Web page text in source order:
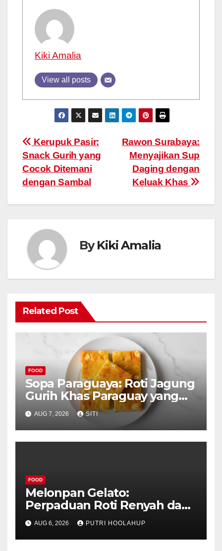
Kiki Amalia
View all posts
Post
navigation
Rawon Surabaya:
Menyajikan Sup
Daging dengan
Keluak Khas
Kerupuk Pasir:
Snack Gurih yang
Cocok Ditemani
dengan Sambal
ByKiki Amalia
Related Post
FOOD
Sopa Paraguaya: Roti Jagung
Gurih Khas Paraguay yang
Unik
AUG 7, 2026 SITI
FOOD
Melonpan Gelato:
Perpaduan Roti Renyah dan
Es Krim Lembut yang
Menggoda
AUG 6, 2026 PUTRI HOOLAHUP